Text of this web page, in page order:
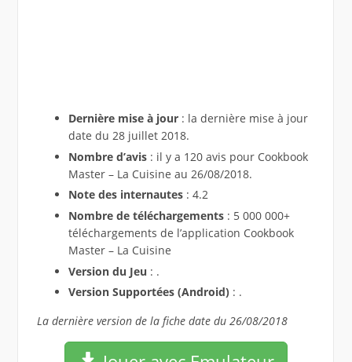
Dernière mise à jour: la dernière mise à jour
date du 28 juillet 2018.
Nombre d’avis: il y a 120 avis pour Cookbook
Master – La Cuisine au 26/08/2018.
Note des internautes: 4.2
Nombre de téléchargements : 5 000 000+
téléchargements de l’application Cookbook
Master – La Cuisine
Version du Jeu : .
Version Supportées (Android): .
La dernière version de la fiche date du 26/08/2018